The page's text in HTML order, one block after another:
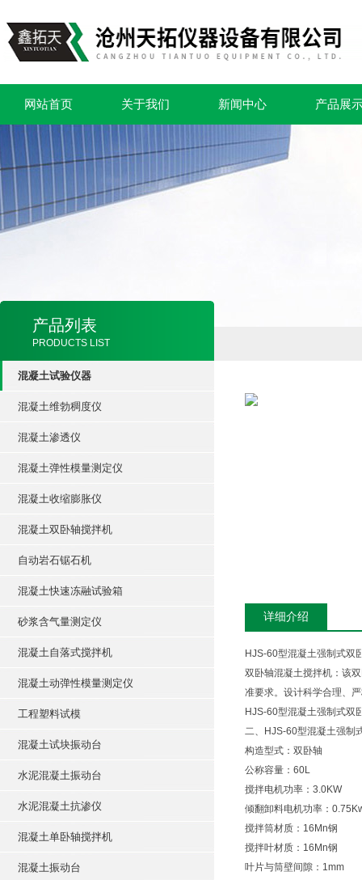
网站首页 关于我们 新闻中心 产品展
产品列表
PRODUCTS LIST
混凝土试验仪器
混凝土维勃稠度仪
混凝土渗透仪
混凝土弹性模量测定仪
混凝土收缩膨胀仪
混凝土双卧轴搅拌机
自动岩石锯石机
混凝土快速冻融试验箱
砂浆含气量测定仪
混凝土自落式搅拌机
混凝土动弹性模量测定仪
工程塑料试模
混凝土试块振动台
水泥混凝土振动台
水泥混凝土抗渗仪
混凝土单卧轴搅拌机
混凝土振动台
详细介绍
HJS-60型混凝土强制式双
双卧轴混凝土搅拌机：该
准要求。设计科学合理、
HJS-60型混凝土强制式双
二、HJS-60型混凝土强制
构造型式：双卧轴
公称容量：60L
搅拌电机功率：3.0KW
倾翻卸料电机功率：
搅拌筒材质：16Mn钢
搅拌叶材质：16Mn钢
叶片与筒壁间隙：1mm